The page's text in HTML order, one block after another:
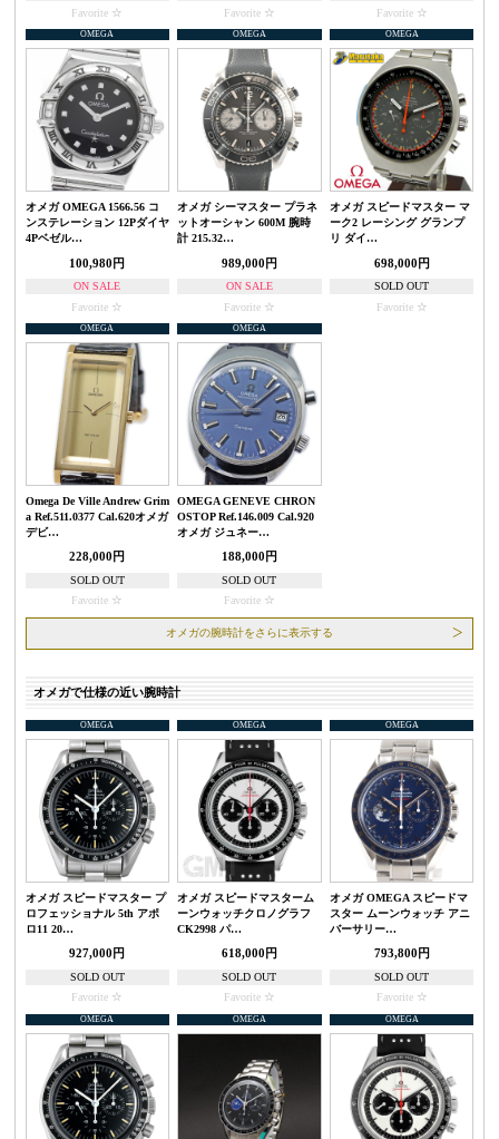
Favorite
Favorite
Favorite
OMEGA
オメガ OMEGA 1566.56 コ
ンステレーション 12Pダイヤ
4Pベゼル…
100,980円
ON SALE
Favorite
OMEGA
オメガ シーマスター プラネ
ットオーシャン 600M 腕時
計 215.32…
989,000円
ON SALE
Favorite
OMEGA
オメガ スピードマスター マ
ーク2 レーシング グランプ
リ ダイ…
698,000円
SOLD OUT
Favorite
OMEGA
Omega De Ville Andrew Grim
a Ref.511.0377 Cal.620オメガ
デビ…
228,000円
SOLD OUT
Favorite
OMEGA
OMEGA GENEVE CHRON
OSTOP Ref.146.009 Cal.920
オメガ ジュネー…
188,000円
SOLD OUT
Favorite
オメガの腕時計をさらに表示する
オメガで仕様の近い腕時計
OMEGA
オメガ スピードマスター プ
ロフェッショナル 5th アポ
ロ11 20…
927,000円
SOLD OUT
Favorite
OMEGA
オメガ スピードマスターム
ーンウォッチクロノグラフ
CK2998 パ…
618,000円
SOLD OUT
Favorite
OMEGA
オメガ OMEGA スピードマ
スター ムーンウォッチ アニ
バーサリー…
793,800円
SOLD OUT
Favorite
OMEGA OMEGA OMEGA